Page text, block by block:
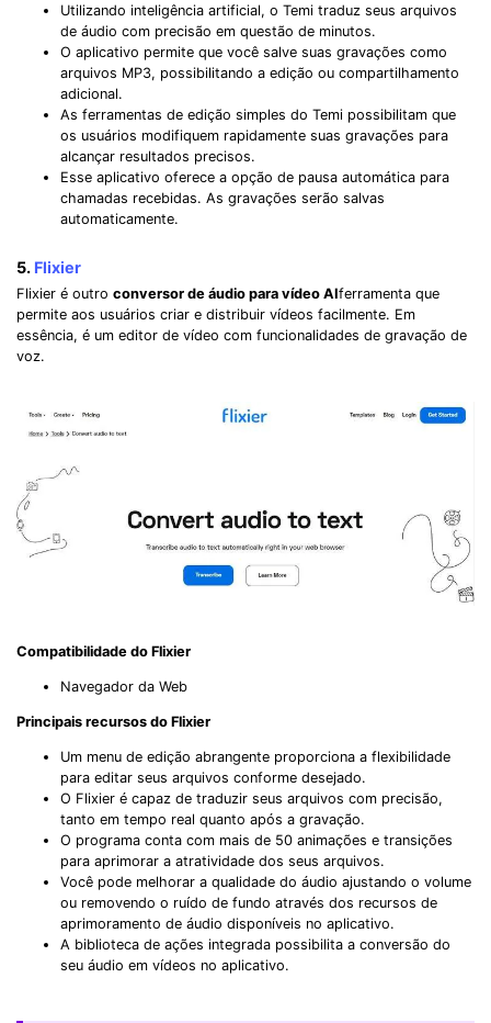
Utilizando inteligência artificial, o Temi traduz seus arquivos
de áudio com precisão em questão de minutos.
O aplicativo permite que você salve suas gravações como
arquivos MP3, possibilitando a edição ou compartilhamento
adicional.
As ferramentas de edição simples do Temi possibilitam que
os usuários modifiquem rapidamente suas gravações para
alcançar resultados precisos.
Esse aplicativo oferece a opção de pausa automática para
chamadas recebidas. As gravações serão salvas
automaticamente.
5. Flixier
Flixier é outro conversor de áudio para vídeo AIferramenta que
permite aos usuários criar e distribuir vídeos facilmente. Em
essência, é um editor de vídeo com funcionalidades de gravação de
voz.
Compatibilidade do Flixier
Navegador da Web
Principais recursos do Flixier
Um menu de edição abrangente proporciona a flexibilidade
para editar seus arquivos conforme desejado.
O Flixier é capaz de traduzir seus arquivos com precisão,
tanto em tempo real quanto após a gravação.
O programa conta com mais de 50 animações e transições
para aprimorar a atratividade dos seus arquivos.
Você pode melhorar a qualidade do áudio ajustando o volume
ou removendo o ruído de fundo através dos recursos de
aprimoramento de áudio disponíveis no aplicativo.
A biblioteca de ações integrada possibilita a conversão do
seu áudio em vídeos no aplicativo.